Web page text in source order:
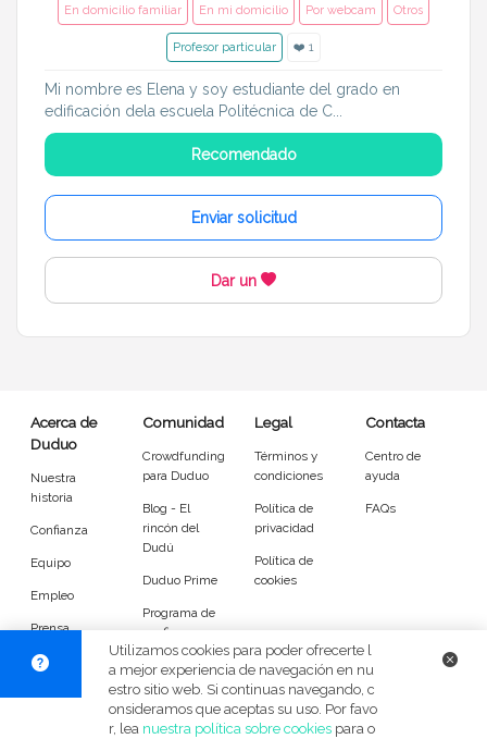
En domicilio familiar En mi domicilio Por webcam Otros
Profesor particular ❤️ 1
Mi nombre es Elena y soy estudiante del grado en
edificación dela escuela Politécnica de C...
Recomendado
Enviar solicitud
Dar un
Acerca de
Duduo
Nuestra
historia
Confianza
Equipo
Empleo
Prensa
Comunidad
Crowdfunding
para Duduo
Blog - El
rincón del
Dudú
Duduo Prime
Programa de
confianza
DuduoApp
para Android
Legal
Términos y
condiciones
Política de
privacidad
Política de
cookies
Contacta
Centro de
ayuda
FAQs
Utilizamos cookies para poder ofrecerte l
a mejor experiencia de navegación en nu
estro sitio web. Si continuas navegando, c
onsideramos que aceptas su uso. Por favo
r, lea nuestra política sobre cookiespara o